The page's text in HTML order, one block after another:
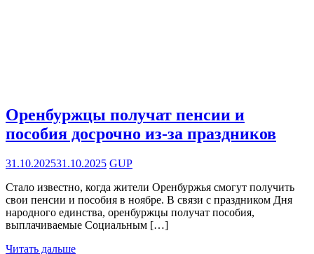
Оренбуржцы получат пенсии и
пособия досрочно из-за праздников
31.10.202531.10.2025 GUP
Стало известно, когда жители Оренбуржья смогут получить
свои пенсии и пособия в ноябре. В связи с праздником Дня
народного единства, оренбуржцы получат пособия,
выплачиваемые Социальным […]
Читать дальше